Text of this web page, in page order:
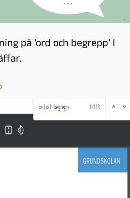
på ’ord och begrepp’ I